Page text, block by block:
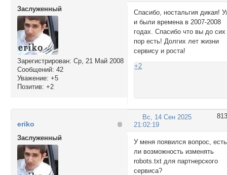
Заслуженный
Зарегистрирован: Ср, 21 Май 2008
Сообщений: 42
Уважение: +5
Позитив: +2
Спасибо, ностальгия дикая!
и были времена в 2007-2008
годах. Спасибо что вы до сих
пор есть! Долгих лет жизни
сервису и роста!
+2
813
Вс, 14 Сен 2025
21:02:19
eriko
Заслуженный
У меня появился вопрос, есть
ли возможность изменять
robots.txt для партнерского
сервиса?